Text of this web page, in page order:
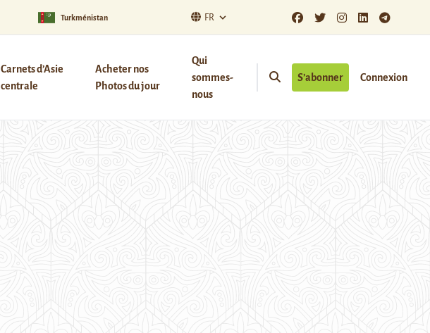
Turkménistan FR
Carnets d’Asie
centrale
Acheter nos
Photos du jour
Qui
sommes-
nous
S’abonner Connexion